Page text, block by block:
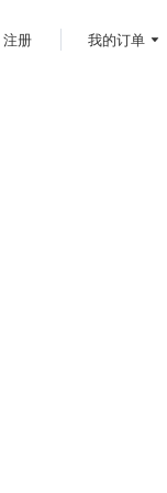
注册 我的订单